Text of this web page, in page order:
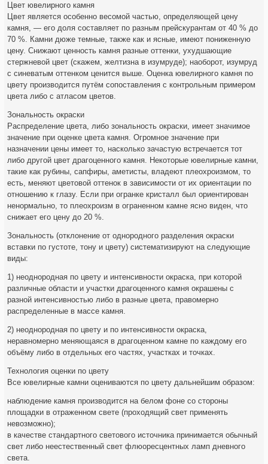
Цвет ювелирного камня
Цвет является особенно весомой частью, определяющей цену
камня, — его доля составляет по разным прейскурантам от 40 % до
70 %. Камни дюже темные, также как и ясные, имеют пониженную
цену. Снижают ценность камня разные оттенки, ухудшающие
стержневой цвет (скажем, желтизна в изумруде); наоборот, изумруд
с синеватым оттенком ценится выше. Оценка ювелирного камня по
цвету производится путём сопоставления с контрольным примером
цвета либо с атласом цветов.
Зональность окраски
Распределение цвета, либо зональность окраски, имеет значимое
значение при оценке цвета камня. Огромное значение при
назначении цены имеет то, насколько зачастую встречается тот
либо другой цвет драгоценного камня. Некоторые ювелирные камни,
такие как рубины, сапфиры, аметисты, владеют плеохроизмом, то
есть, меняют цветовой оттенок в зависимости от их ориентации по
отношению к глазу. Если при огранке кристалл был ориентирован
ненормально, то плеохроизм в ограненном камне ясно виден, что
снижает его цену до 20 %.
Зональность (отклонение от однородного разделения окраски
вставки по густоте, тону и цвету) систематизируют на следующие
виды:
1) неоднородная по цвету и интенсивности окраска, при которой
различные области и участки драгоценного камня окрашены с
разной интенсивностью либо в разные цвета, правомерно
распределенные в массе камня.
2) неоднородная по цвету и по интенсивности окраска,
неравномерно меняющаяся в драгоценном камне по каждому его
объёму либо в отдельных его частях, участках и точках.
Технология оценки по цвету
Все ювелирные камни оцениваются по цвету дальнейшим образом:
наблюдение камня производится на белом фоне со стороны
площадки в отраженном свете (проходящий свет применять
невозможно);
в качестве стандартного светового источника принимается обычный
свет либо неестественный свет флюоресцентных ламп дневного
света.